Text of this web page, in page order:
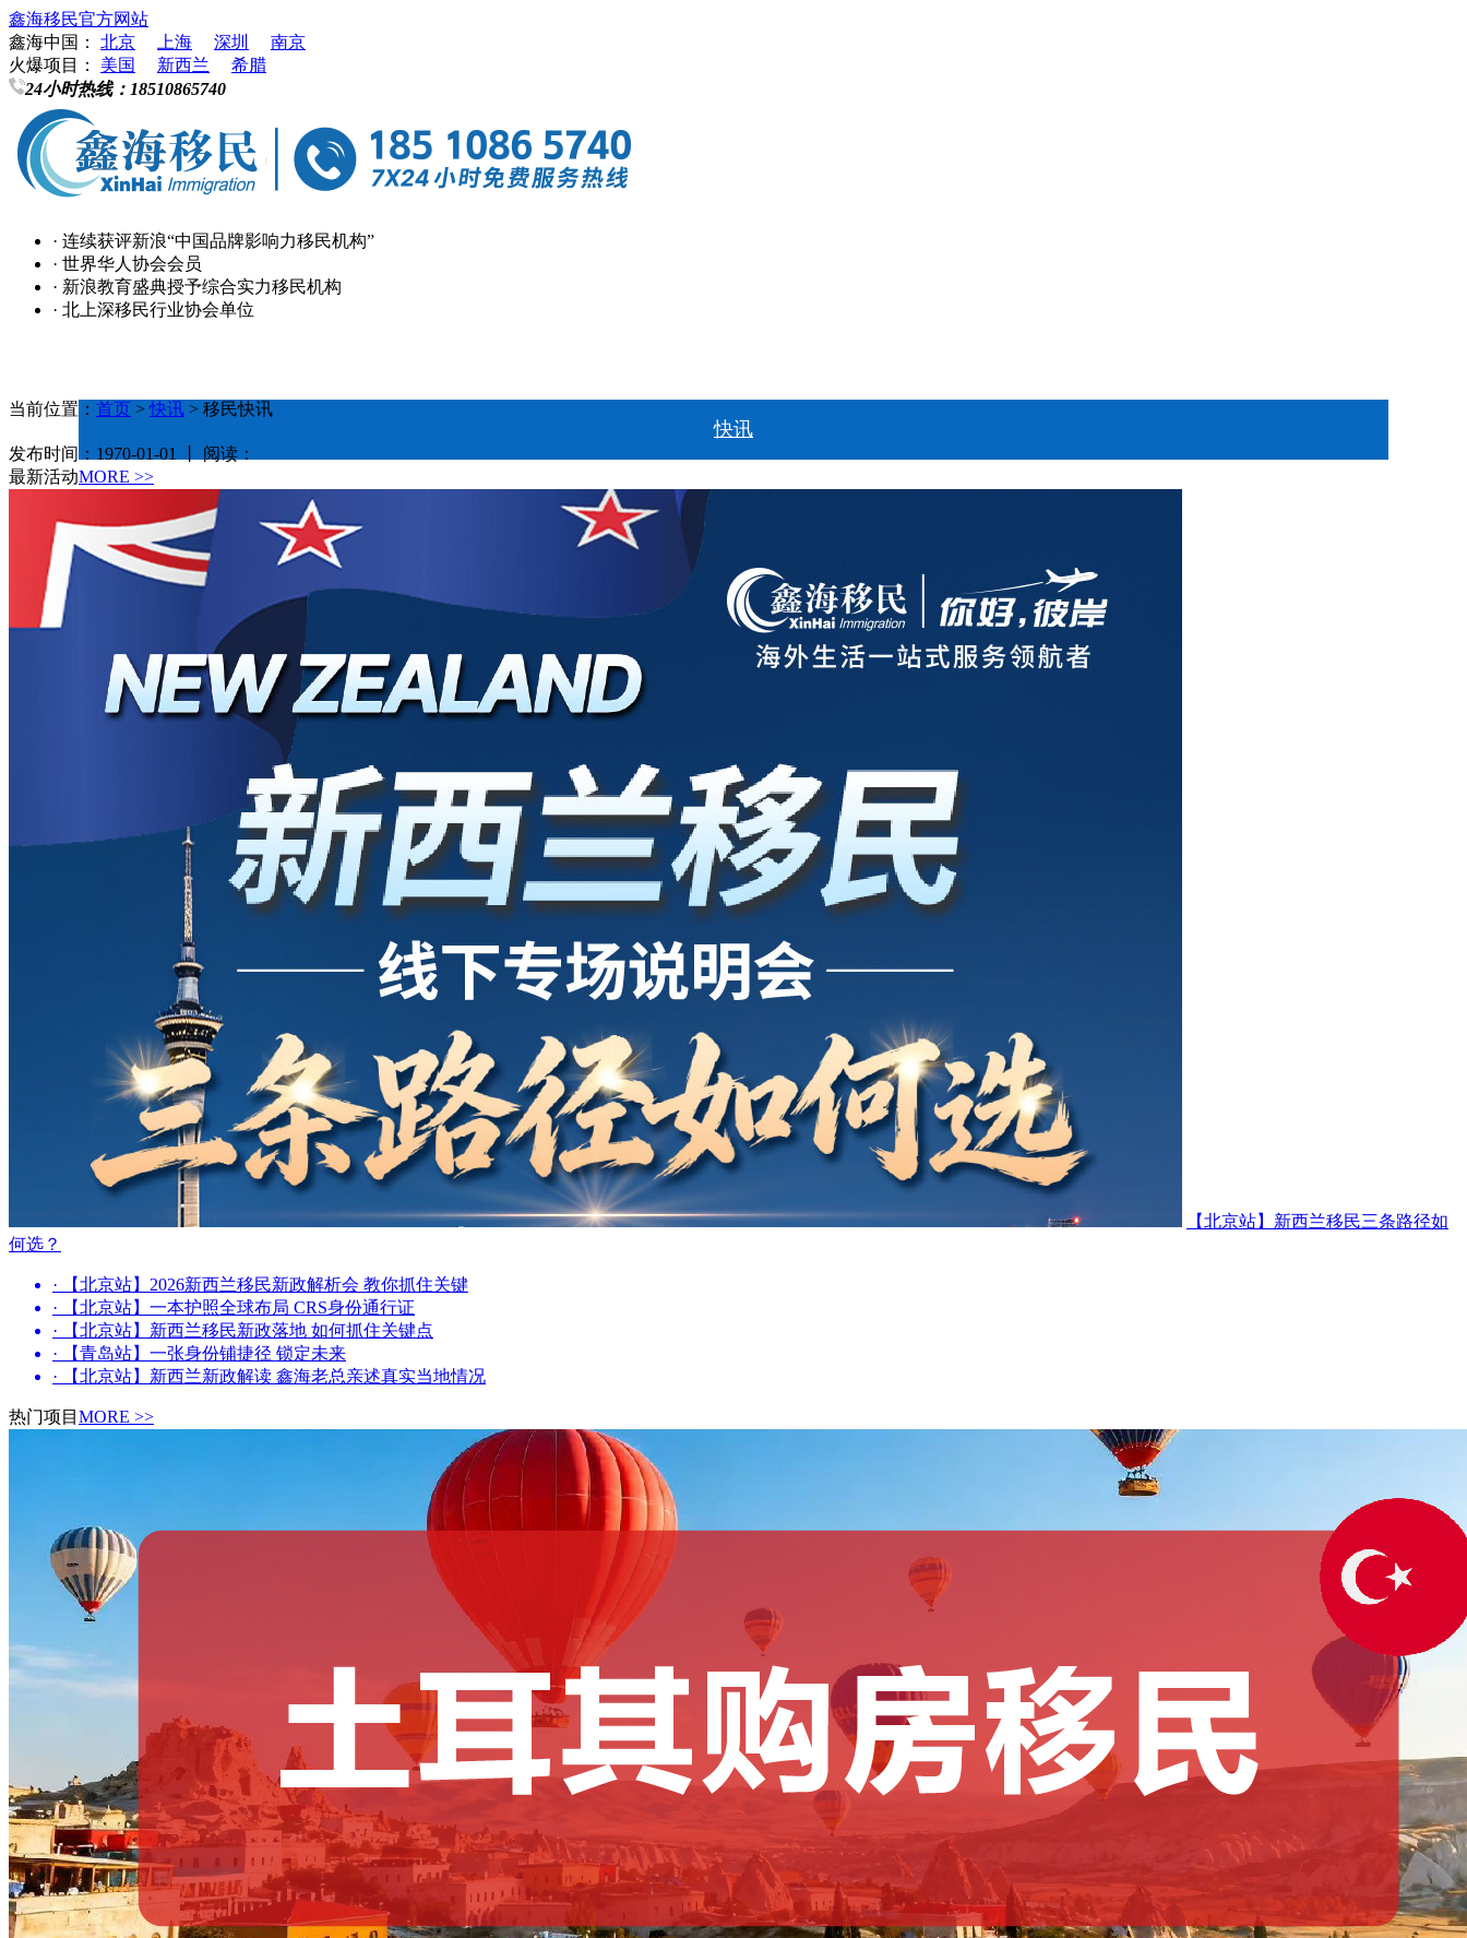
鑫海移民官方网站
鑫海中国：
北京 上海 深圳
南京
火爆项目：
美国 新西兰
希腊
24小时热线： 18510865740
· 连续获评新浪“中国品牌影响力移民机构”
· 世界华人协会会员
· 新浪教育盛典授予综合实力移民机构
· 北上深移民行业协会单位
快讯
项目
新西兰
美国
澳洲
加拿大
亚洲
海房
开户
安家
案例
鑫海
当前位置： 首页 >快讯 > 移民快讯
发布时间：1970-01-01 丨 阅读：
最新活动MORE >>
【北京站】新西兰移民三条路径如
何选？
· 【北京站】2026新西兰移民新政解析会 教你抓住关键
· 【北京站】一本护照全球布局 CRS身份通行证
· 【北京站】新西兰移民新政落地 如何抓住关键点
· 【青岛站】一张身份铺捷径 锁定未来
· 【北京站】新西兰新政解读 鑫海老总亲述真实当地情况
热门项目 MORE >>